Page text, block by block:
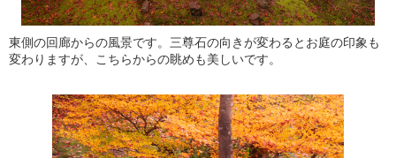
東側の回廊からの風景です。三尊石の向きが変わるとお庭の印象も
変わりますが、こちらからの眺めも美しいです。